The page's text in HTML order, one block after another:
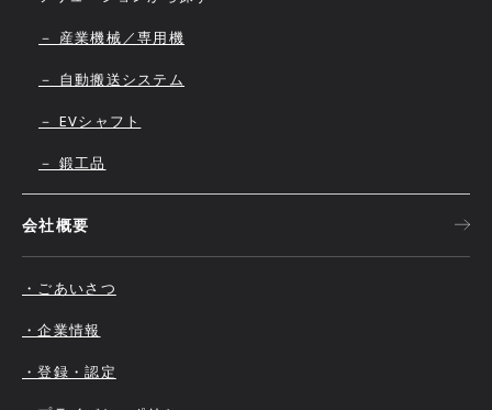
－ 産業機械／専用機
－ 自動搬送システム
－ EVシャフト
－ 鍛工品
会社概要
・ごあいさつ
・企業情報
・登録・認定